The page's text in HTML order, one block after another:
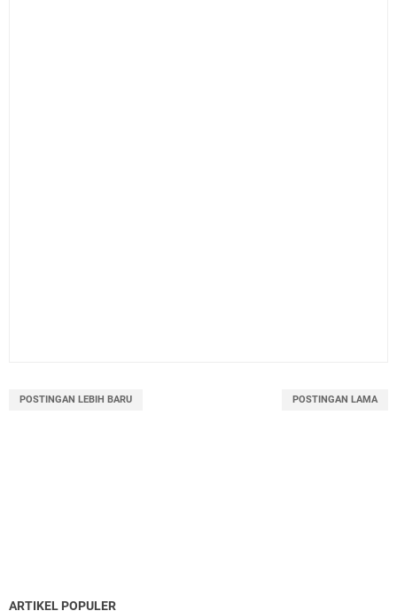
POSTINGAN LEBIH BARU POSTINGAN LAMA
ARTIKEL POPULER